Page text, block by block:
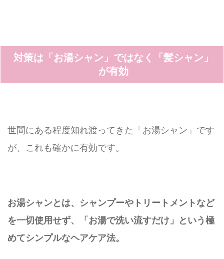
対策は「お湯シャン」ではなく「髪シャン」
が有効
世間にある程度知れ渡ってきた「お湯シャン」です
が、これも確かに有効です。
お湯シャンとは、シャンプーやトリートメントなど
を一切使用せず、「お湯で洗い流すだけ」という極
めてシンプルなヘアケア法。